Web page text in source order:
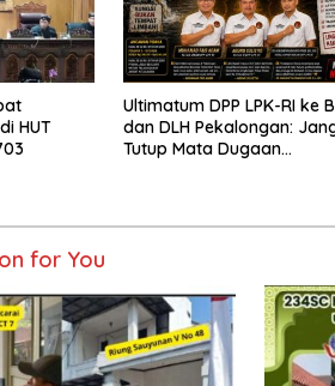
HUT
Ultimatum DPP LPK-RI ke
dan DLH Pekalongan:
Tutup Mata Dugaan
for You